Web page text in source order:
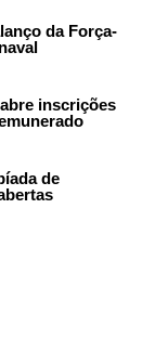
da Força-
inscrições
de